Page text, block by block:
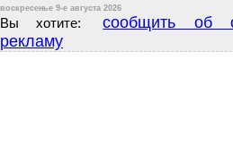
воскресенье 9-е августа 2026
Вы хотите: сообщить об
рекламу